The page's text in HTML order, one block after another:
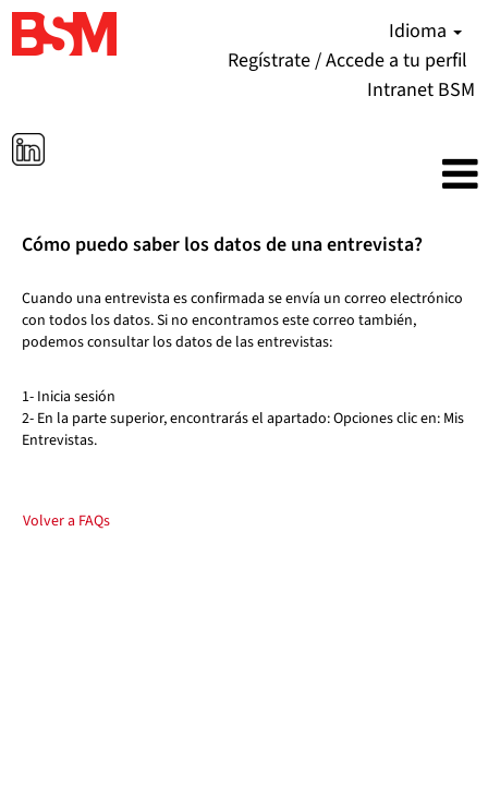
Idioma
Regístrate / Accede a tu perfil
Intranet BSM
Cómo puedo saber los datos de una entrevista?
Cuando una entrevista es confirmada se envía un correo electrónico
con todos los datos. Si no encontramos este correo también,
podemos consultar los datos de las entrevistas:
1- Inicia sesión
2- En la parte superior, encontrarás el apartado: Opciones clic en: Mis
Entrevistas.
Volver a FAQs